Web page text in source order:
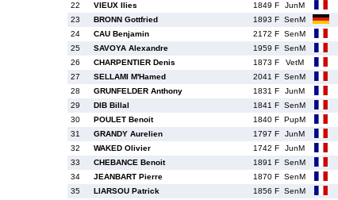
22
VIEUX Ilies 1849 F JunM
23
BRONN Gottfried 1893 F SenM
24
CAU Benjamin 2172 F SenM
25
SAVOYA Alexandre 1959 F SenM
26
CHARPENTIER Denis 1873 F VetM
27
SELLAMI M'Hamed 2041 F SenM
28
GRUNFELDER Anthony 1831 F JunM
29
DIB Billal 1841 F SenM
30
POULET Benoit 1840 F PupM
31
GRANDY Aurelien 1797 F JunM
32
WAKED Olivier 1742 F JunM
33
CHEBANCE Benoit 1891 F SenM
34
JEANBART Pierre 1870 F SenM
35
LIARSOU Patrick 1856 F SenM